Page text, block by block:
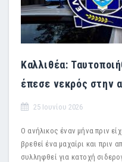
Καλλιθέα:
έπεσε νεκρός στην
25 Ιουνίου 2026
Ο ανήλικος έναν μήνα πριν
βρεθεί ένα μαχαίρι και πριν
συλληφθεί για κατοχή